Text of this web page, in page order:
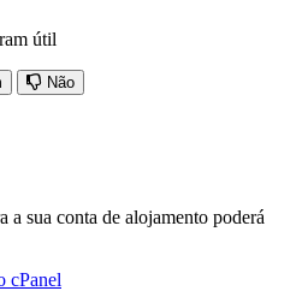
útil
Não
a sua conta de alojamento poderá
cPanel